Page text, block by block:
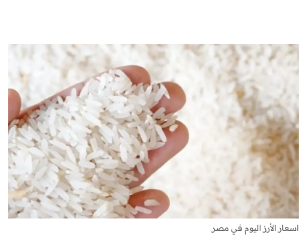
اسعار الأرز اليوم في مصر